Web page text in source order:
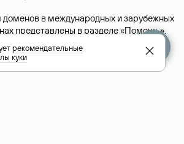
доменов в международных и зарубежных
представлены в разделе «Помощь».
Whois-сервиса
рекомендательные
куки